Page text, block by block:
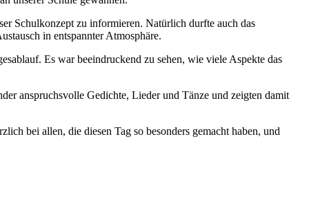
Schulkonzept zu informieren. Natürlich durfte auch das
in entspannter Atmosphäre.
Es war beeindruckend zu sehen, wie viele Aspekte das
anspruchsvolle Gedichte, Lieder und Tänze und zeigten damit
bei allen, die diesen Tag so besonders gemacht haben, und